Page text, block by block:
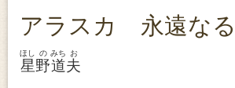
アラスカ 永遠なる
星
ほし
野
の
道
みち
夫
お